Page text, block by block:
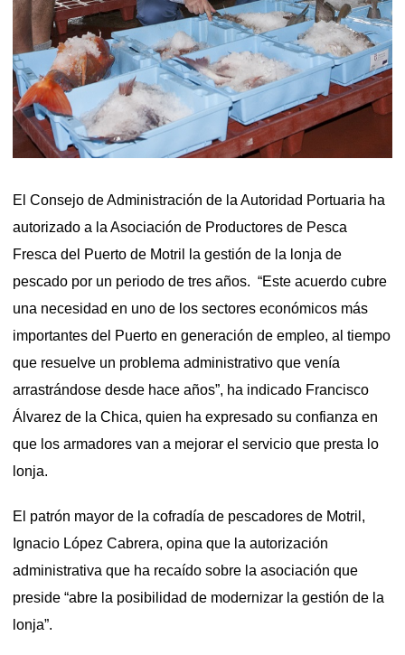
El Consejo de Administración de la Autoridad Portuaria ha
autorizado a la Asociación de Productores de Pesca
Fresca del Puerto de Motril la gestión de la lonja de
pescado por un periodo de tres años. “Este acuerdo cubre
una necesidad en uno de los sectores económicos más
importantes del Puerto en generación de empleo, al tiempo
que resuelve un problema administrativo que venía
arrastrándose desde hace años”, ha indicado Francisco
Álvarez de la Chica, quien ha expresado su confianza en
que los armadores van a mejorar el servicio que presta lo
lonja.
El patrón mayor de la cofradía de pescadores de Motril,
Ignacio López Cabrera, opina que la autorización
administrativa que ha recaído sobre la asociación que
preside “abre la posibilidad de modernizar la gestión de la
lonja”.